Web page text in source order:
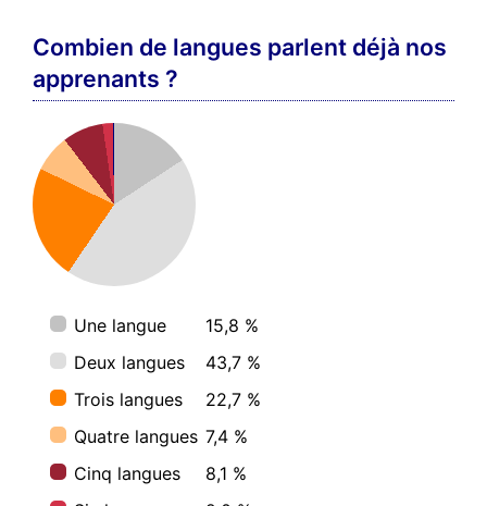
Combien de langues parlent déjà nos
apprenants ?
Une langue
15,8 %
Deux langues
43,7 %
Trois langues
22,7 %
Quatre langues 7,4 %
Cinq langues
8,1 %